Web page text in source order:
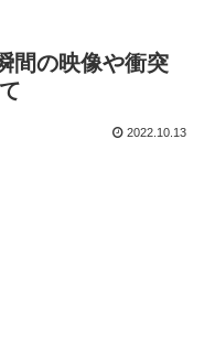
間の映像や衝突
2022.10.13